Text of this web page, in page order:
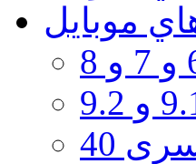
موبايل
40